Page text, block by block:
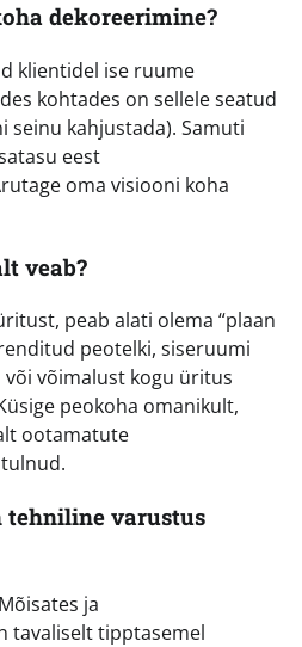
dekoreerimine?
klientidel ise ruume
kohtades on sellele seatud
seinu kahjustada). Samuti
eest
oma visiooni koha
veab?
peab alati olema “plaan
peotelki, siseruumi
võimalust kogu üritus
peokoha omanikult,
ootamatute
tehniline varustus
ja
tavaliselt tipptasemel